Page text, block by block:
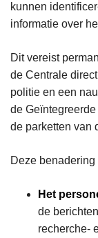
kunnen
informatie over
Dit vereist
de Centrale
politie en een
de
de parketten van
Deze
Het
de
recherche-